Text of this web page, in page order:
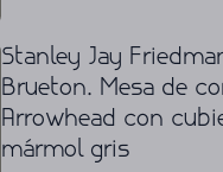
Stanley Jay
Brueton. Mesa de
Arrowhead con
mármol gris